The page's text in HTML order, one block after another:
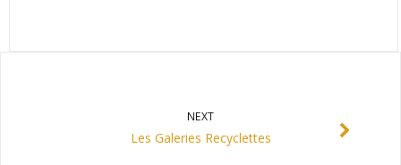
NEXT
Les Galeries Recyclettes